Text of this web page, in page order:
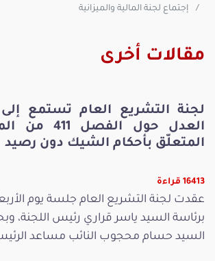
إجتماع لجنة المالية والميزانية
مقالات أخرى
لجنة التشريع العام تستمع
العدل حول
المتعلّق بأحكام الشيك دون رصيد
16413 قراءة
برئاسة السيد ياسر قراري رئيس اللجنة،
السيد حسام محجوب النائب مساعد